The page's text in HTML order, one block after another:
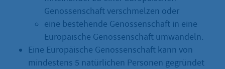
Genossenschaft verschmelzen oder
eine bestehende Genossenschaft in eine
Europäische Genossenschaft umwandeln.
Eine Europäische Genossenschaft kann von
mindestens 5 natürlichen Personen gegründet